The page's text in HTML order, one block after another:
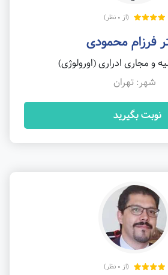
(از 0 نظر)
فرزام محمودی
و مجاری ادراری (اورولوژی)
شهر: تهران
نوبت بگیرید
(از 0 نظر)